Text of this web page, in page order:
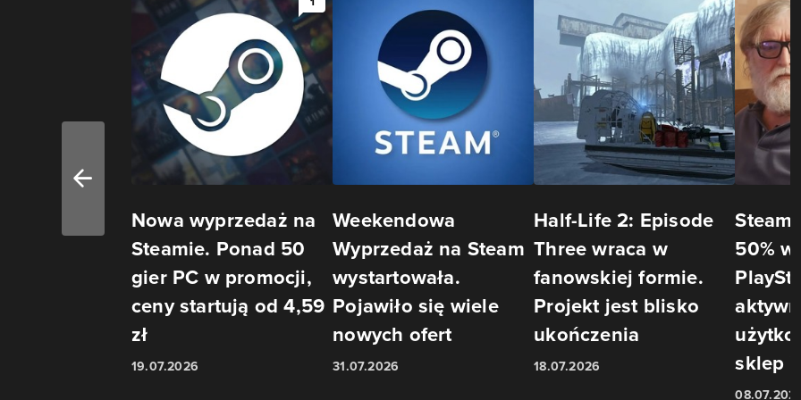
Nowa wyprzedaż na
Steamie. Ponad 50
gier PC w promocji,
ceny startują od 4,59
zł
19.07.2026
Weekendowa
Wyprzedaż na Steam
wystartowała.
Pojawiło się wiele
nowych ofert
31.07.2026
Half-Life 2: Episode
Three wraca w
fanowskiej formie.
Projekt jest blisko
ukończenia
18.07.2026
Steam
50%
sklep
08.07.2026